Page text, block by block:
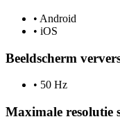
• Android
• iOS
Beeldscherm
• 50 Hz
Maximale resolutie